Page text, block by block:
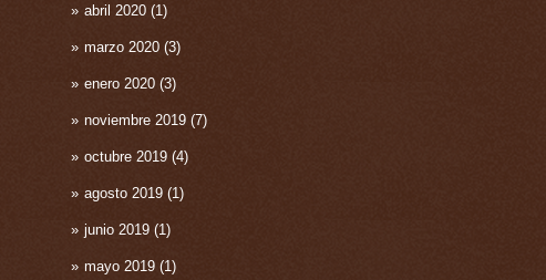
abril 2020 (1)
marzo 2020 (3)
enero 2020 (3)
noviembre 2019 (7)
octubre 2019 (4)
agosto 2019 (1)
junio 2019 (1)
mayo 2019 (1)